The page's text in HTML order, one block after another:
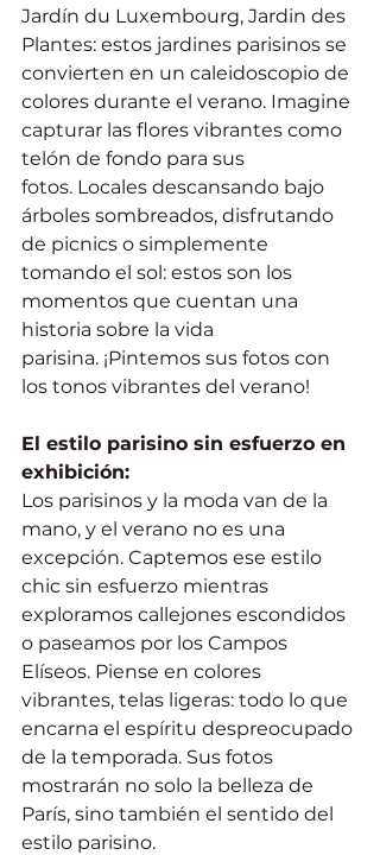
Jardín du Luxembourg, Jardin des
Plantes: estos jardines parisinos se
convierten en un caleidoscopio de
colores durante el verano. Imagine
capturar las flores vibrantes como
telón de fondo para sus
fotos. Locales descansando bajo
árboles sombreados, disfrutando
de picnics o simplemente
tomando el sol: estos son los
momentos que cuentan una
historia sobre la vida
parisina. ¡Pintemos sus fotos con
los tonos vibrantes del verano!
El estilo parisino sin esfuerzo en
exhibición:
Los parisinos y la moda van de la
mano, y el verano no es una
excepción. Captemos ese estilo
chic sin esfuerzo mientras
exploramos callejones escondidos
o paseamos por los Campos
Elíseos. Piense en colores
vibrantes, telas ligeras: todo lo que
encarna el espíritu despreocupado
de la temporada. Sus fotos
mostrarán no solo la belleza de
París, sino también el sentido del
estilo parisino.